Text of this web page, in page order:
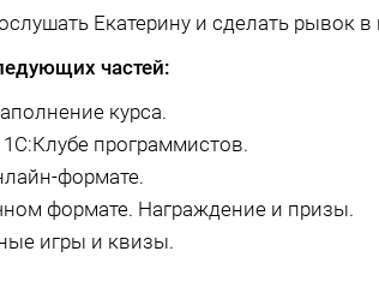
Екатерину и сделать рывок в
частей:
курса.
программистов.
формате.
формате. Награждение и призы.
игры и квизы.